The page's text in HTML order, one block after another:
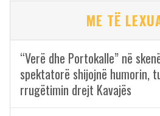
ME TË
“Verë dhe Portokalle” në
spektatorë shijojnë humorin,
rrugëtimin drejt Kavajës